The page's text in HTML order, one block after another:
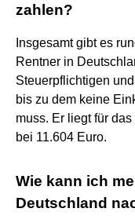
zahlen?
Insgesamt gibt es
Rentner in
Steuerpflichtigen
bis zu dem keine
muss. Er liegt für
bei 11.604 Euro.
Wie kann ich
Deutschland